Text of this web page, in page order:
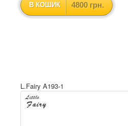
В КОШИК 4800 грн.
L.Fairy A193-1